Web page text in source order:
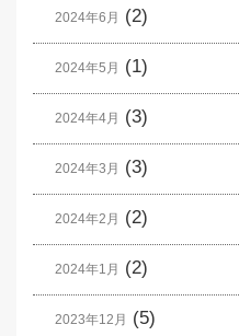
2024年6月 (2)
2024年5月 (1)
2024年4月 (3)
2024年3月 (3)
2024年2月 (2)
2024年1月 (2)
2023年12月 (5)